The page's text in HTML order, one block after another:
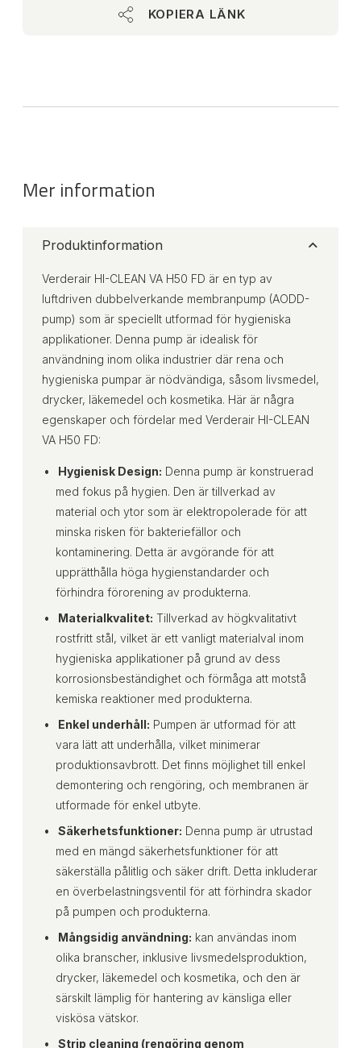
KOPIERA LÄNK
Mer information
Produktinformation
Verderair HI-CLEAN VA H50 FD är en typ av
luftdriven dubbelverkande membranpump (AODD-
pump) som är speciellt utformad för hygieniska
applikationer. Denna pump är idealisk för
användning inom olika industrier där rena och
hygieniska pumpar är nödvändiga, såsom livsmedel,
drycker, läkemedel och kosmetika. Här är några
egenskaper och fördelar med Verderair HI-CLEAN
VA H50 FD:
Hygienisk Design: Denna pump är konstruerad
med fokus på hygien. Den är tillverkad av
material och ytor som är elektropolerade för att
minska risken för bakteriefällor och
kontaminering. Detta är avgörande för att
upprätthålla höga hygienstandarder och
förhindra förorening av produkterna.
Materialkvalitet: Tillverkad av högkvalitativt
rostfritt stål, vilket är ett vanligt materialval inom
hygieniska applikationer på grund av dess
korrosionsbeständighet och förmåga att motstå
kemiska reaktioner med produkterna.
Enkel underhåll: Pumpen är utformad för att
vara lätt att underhålla, vilket minimerar
produktionsavbrott. Det finns möjlighet till enkel
demontering och rengöring, och membranen är
utformade för enkel utbyte.
Säkerhetsfunktioner: Denna pump är utrustad
med en mängd säkerhetsfunktioner för att
säkerställa pålitlig och säker drift. Detta inkluderar
en överbelastningsventil för att förhindra skador
på pumpen och produkterna.
Mångsidig användning: kan användas inom
olika branscher, inklusive livsmedelsproduktion,
drycker, läkemedel och kosmetika, och den är
särskilt lämplig för hantering av känsliga eller
viskösa vätskor.
Strip cleaning (rengöring genom